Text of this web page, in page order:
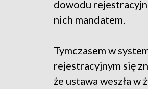
dowodu
nich mandatem.
Tymczasem w
rejestracyjnym się
że ustawa weszła